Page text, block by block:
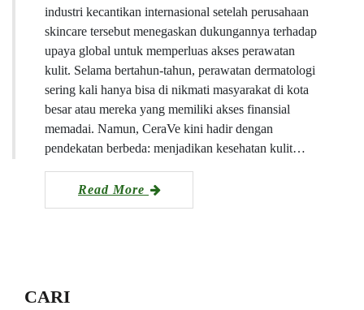
industri kecantikan internasional setelah perusahaan
skincare tersebut menegaskan dukungannya terhadap
upaya global untuk memperluas akses perawatan
kulit. Selama bertahun-tahun, perawatan dermatologi
sering kali hanya bisa di nikmati masyarakat di kota
besar atau mereka yang memiliki akses finansial
memadai. Namun, CeraVe kini hadir dengan
pendekatan berbeda: menjadikan kesehatan kulit…
Read More
CARI